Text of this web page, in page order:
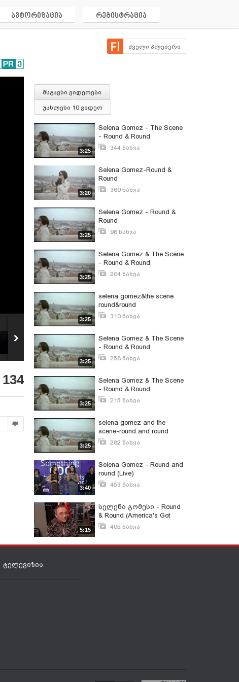
ავტორიზაცია რეგისტრაცია
ძველი პლეიერი
Selena Gomez -
Naturally
ნახვა
12
Selena Gomez,Demi
Lovato,Miley Cyrus and
Jonas Brothers - Send
It On
134
მსგავსი ვიდეოები
უახლესი 10 ვიდეო
3:25
Selena Gomez - The Scene
- Round & Round
344 ნახვა
3:20
Selena Gomez-Round &
Round
369 ნახვა
3:25
Selena Gomez - Round &
Round
98 ნახვა
3:25
Selena Gomez & The Scene
- Round & Round
204 ნახვა
3:25
selena gomez&the scene
round&round
310 ნახვა
3:25
Selena Gomez & The Scene
- Round & Round
258 ნახვა
3:25
Selena Gomez & The Scene
- Round & Round
215 ნახვა
3:25
selena gomez and the
scene-round and round
282 ნახვა
3:40
Selena Gomez - Round and
round (Live)
453 ნახვა
5:15
სელენა გომესი - Round
& Round (America's Got
Talent)405 ნახვა
ტელევიზია